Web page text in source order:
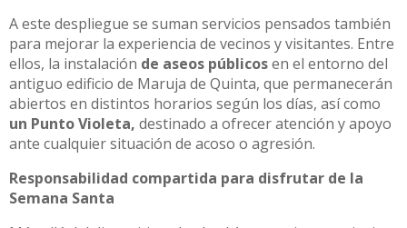
A este despliegue se suman servicios pensados también
para mejorar la experiencia de vecinos y visitantes. Entre
ellos, la instalación de aseos públicosen el entorno del
antiguo edificio de Maruja de Quinta, que permanecerán
abiertos en distintos horarios según los días, así como
un Punto Violeta, destinado a ofrecer atención y apoyo
ante cualquier situación de acoso o agresión.
Responsabilidad compartida para disfrutar de la
Semana Santa